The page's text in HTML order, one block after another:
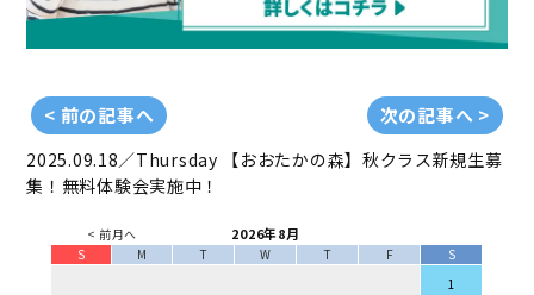
< 前の記事へ 次の記事へ >
2025.09.18／Thursday
【おおたかの森】秋クラス新規生募
集！無料体験会実施中！
< 前月へ 2026年8月
S M T W T F
S
1